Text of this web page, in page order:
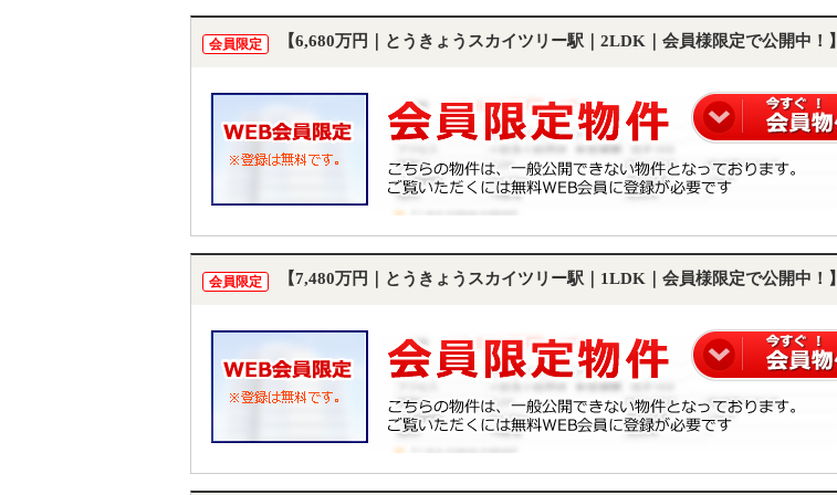
会員限定 【6,680万円｜とうきょうスカイツリー駅｜2LDK｜会員様限定で公開中！】
会員限定 【7,480万円｜とうきょうスカイツリー駅｜1LDK｜会員様限定で公開中！】